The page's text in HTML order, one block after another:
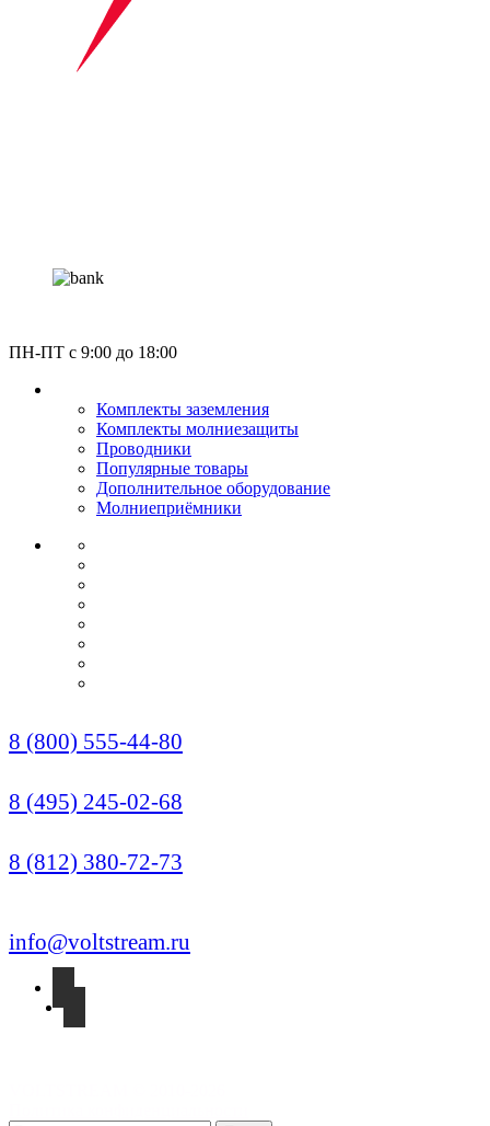
ПН-ПТ c 9:00 до 18:00
Комплекты заземления
Комплекты молниезащиты
Проводники
Популярные товары
Дополнительное оборудование
Молниеприёмники
8 (800) 555-44-80
8 (495) 245-02-68
8 (812) 380-72-73
info@voltstream.ru